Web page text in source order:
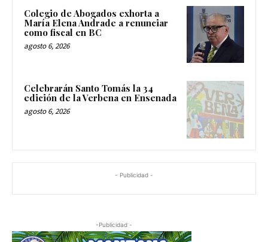
Colegio de Abogados exhorta a
María Elena Andrade a renunciar
como fiscal en BC
agosto 6, 2026
Celebrarán Santo Tomás la 34
edición de la Verbena en Ensenada
agosto 6, 2026
- Publicidad -
-Publicidad -